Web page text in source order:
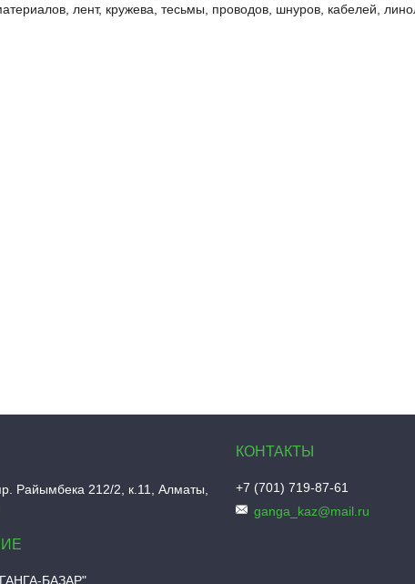
лент, кружева, тесьмы, проводов, шнуров, кабелей,
Райымбека 212/2, к.11, Алматы,
БАЗАР"
+7 (701) 719-87-61
ganga_kaz@mail.ru